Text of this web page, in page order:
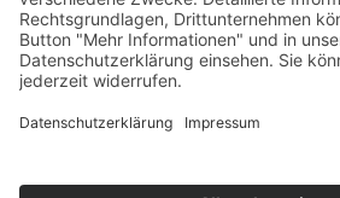
Vermisstes Tier melden
Barrierefreiheit
Folgen Sie uns auf
e.V.